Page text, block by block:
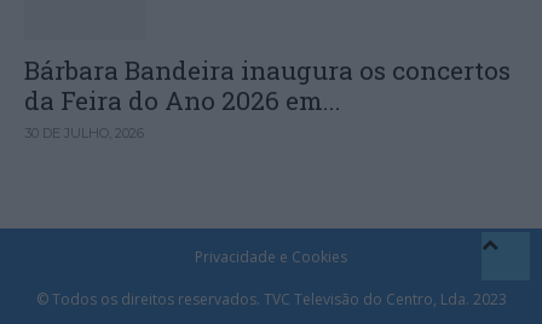
Bárbara Bandeira inaugura os concertos
da Feira do Ano 2026 em...
30 DE JULHO, 2026
Privacidade e Cookies
© Todos os direitos reservados. TVC Televisão do Centro, Lda. 2023